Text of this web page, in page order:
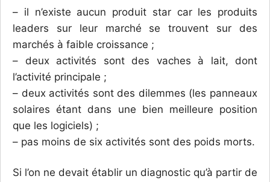
– il n’existe aucun produit star car les produits
leaders sur leur marché se trouvent sur des
marchés à faible croissance ;
– deux activités sont des vaches à lait, dont
l’activité principale ;
– deux activités sont des dilemmes (les panneaux
solaires étant dans une bien meilleure position
que les logiciels) ;
– pas moins de six activités sont des poids morts.
Si l’on ne devait établir un diagnostic qu’à partir de